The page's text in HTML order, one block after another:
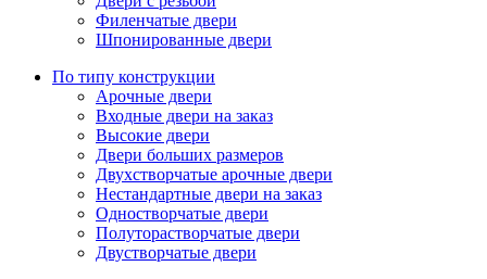
Филенчатые двери
Шпонированные двери
По типу конструкции
Арочные двери
Входные двери на заказ
Высокие двери
Двери больших размеров
Двухстворчатые арочные двери
Нестандартные двери на заказ
Одностворчатые двери
Полуторастворчатые двери
Двустворчатые двери